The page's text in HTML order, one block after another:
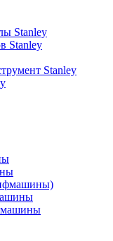
Stanley
Stanley
Stanley